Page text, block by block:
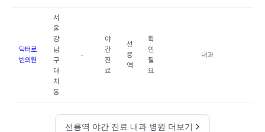
닥터로
빈의원
서
울
강
남
구
대
치
동
-
야
간
진
료
선
릉
역
확
인
필
요
내과
선릉역 야간 진료 내과 병원 더보기